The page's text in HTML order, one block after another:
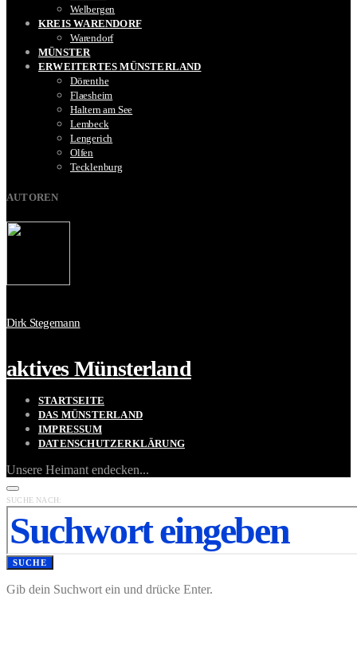
Welbergen
KREIS WARENDORF
Warendorf
MÜNSTER
ERWEITERTES MÜNSTERLAND
Dörenthe
Flaesheim
Haltern am See
Lembeck
Lengerich
Olfen
Tecklenburg
AUTOREN
Dirk Stegemann
aktives Münsterland
STARTSEITE
DAS MÜNSTERLAND
IMPRESSUM
DATENSCHUTZERKLÄRUNG
Unsere Heimant endecken...
SUCHE NACH:
SUCHE
Gib dein Suchwort ein und drücke Enter.